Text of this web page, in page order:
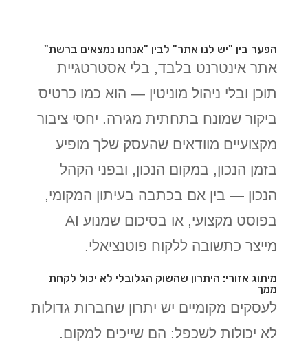
הפער בין "יש לנו אתר" לבין "אנחנו נמצאים ברשת"
אתר אינטרנט בלבד, בלי אסטרטגיית
תוכן ובלי ניהול מוניטין — הוא כמו כרטיס
ביקור שמונח בתחתית מגירה. יחסי ציבור
מקצועיים מוודאים שהעסק שלך מופיע
בזמן הנכון, במקום הנכון, ובפני הקהל
הנכון — בין אם בכתבה בעיתון המקומי,
בפוסט מקצועי, או בסיכום שמנוע AI
מייצר כתשובה ללקוח פוטנציאלי.
מיתוג אזורי: היתרון שהשוק הגלובלי לא יכול לקחת
ממך
לעסקים מקומיים יש יתרון שחברות גדולות
לא יכולות לשכפל: הם שייכים למקום.